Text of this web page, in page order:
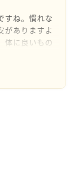
すね。慣れな
がありますよ
体に良いもの
いね。冬な
がでしょう